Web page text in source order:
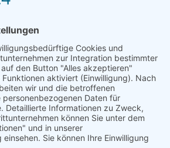
marionettentheater.de